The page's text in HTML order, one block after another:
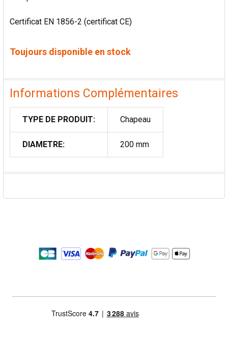
Certificat EN 1856-2 (certificat CE)
Toujours disponible en stock
Informations Complémentaires
TYPE DE PRODUIT: Chapeau
DIAMETRE: 200 mm